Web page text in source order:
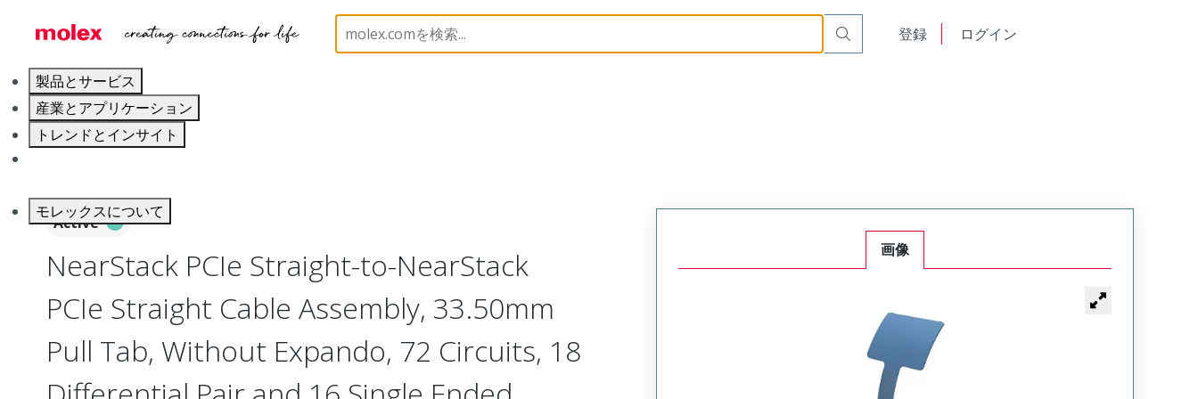
登録 ログイン
製品とサービス
産業とアプリケーション
トレンドとインサイト
モレックスについて
High-Speed I/O Cable Assemblies 220753 2207530850
Active
NearStack PCIe Straight-to-NearStack
PCIe Straight Cable Assembly, 33.50mm
Pull Tab, Without Expando, 72 Circuits, 18
画像